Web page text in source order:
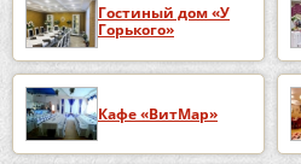
Гостиный дом «У
Горького»
Кафе «ВитМар»